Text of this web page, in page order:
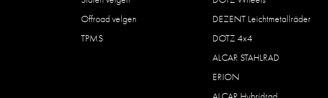
Offroad velgen
TPMS
DEZENT Leichtmetallräder
DOTZ 4x4
ALCAR STAHLRAD
ERION